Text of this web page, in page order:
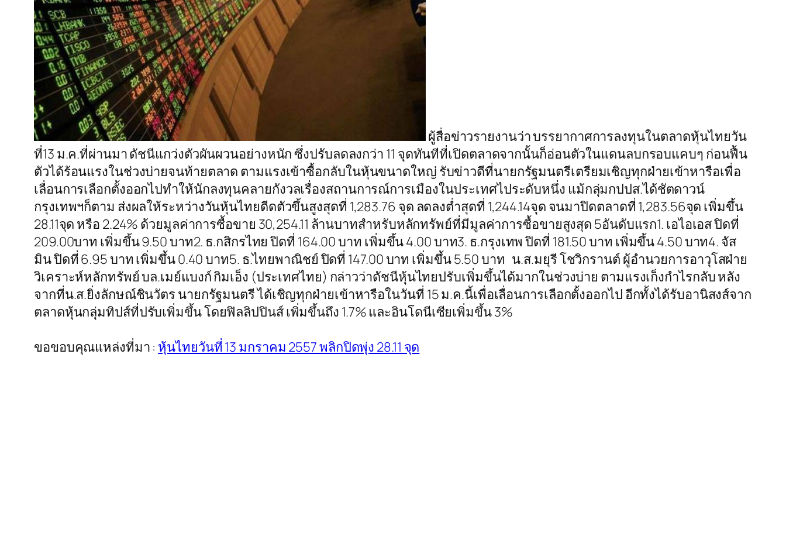
ผู้สื่อข่าวรายงานว่า บรรยากาศการลงทุนในตลาดหุ้นไทยวัน
ที่13 ม.ค.ที่ผ่านมา ดัชนีแกว่งตัวผันผวนอย่างหนัก ซึ่งปรับลดลงกว่า 11 จุดทันทีที่เปิดตลาดจากนั้นก็อ่อนตัวในแดนลบกรอบแคบๆ ก่อนฟื้น
ตัวได้ร้อนแรงในช่วงบ่ายจนท้ายตลาด ตามแรงเข้าซื้อกลับในหุ้นขนาดใหญ่ รับข่าวดีที่นายกรัฐมนตรีเตรียมเชิญทุกฝ่ายเข้าหารือเพื่อ
เลื่อนการเลือกตั้งออกไปทำให้นักลงทุนคลายกังวลเรื่องสถานการณ์การเมืองในประเทศไประดับหนึ่ง แม้กลุ่มกปปส.ได้ชัตดาวน์
กรุงเทพฯก็ตาม ส่งผลให้ระหว่างวันหุ้นไทยดีดตัวขึ้นสูงสุดที่ 1,283.76 จุด ลดลงต่ำสุดที่ 1,244.14จุด จนมาปิดตลาดที่ 1,283.56จุด เพิ่มขึ้น
28.11จุด หรือ 2.24% ด้วยมูลค่าการซื้อขาย 30,254.11 ล้านบาทสำหรับหลักทรัพย์ที่มีมูลค่าการซื้อขายสูงสุด 5อันดับแรก1. เอไอเอส ปิดที่
209.00บาท เพิ่มขึ้น 9.50 บาท2. ธ.กสิกรไทย ปิดที่ 164.00 บาท เพิ่มขึ้น 4.00 บาท3. ธ.กรุงเทพ ปิดที่ 181.50 บาท เพิ่มขึ้น 4.50 บาท4. จัส
มิน ปิดที่ 6.95 บาท เพิ่มขึ้น 0.40 บาท5. ธ.ไทยพาณิชย์ ปิดที่ 147.00 บาท เพิ่มขึ้น 5.50 บาท น.ส.มยุรี โชวิกรานต์ ผู้อำนวยการอาวุโสฝ่าย
วิเคราะห์หลักทรัพย์ บล.เมย์แบงก์ กิมเอ็ง (ประเทศไทย) กล่าวว่าดัชนีหุ้นไทยปรับเพิ่มขึ้นได้มากในช่วงบ่าย ตามแรงเก็งกำไรกลับ หลัง
จากที่น.ส.ยิ่งลักษณ์ชินวัตร นายกรัฐมนตรี ได้เชิญทุกฝ่ายเข้าหารือในวันที่ 15 ม.ค.นี้เพื่อเลื่อนการเลือกตั้งออกไป อีกทั้งได้รับอานิสงส์จาก
ตลาดหุ้นกลุ่มทิปส์ที่ปรับเพิ่มขึ้น โดยฟิลลิปปินส์ เพิ่มขึ้นถึง 1.7% และอินโดนีเซียเพิ่มขึ้น 3%
ขอขอบคุณแหล่งที่มา : หุ้นไทยวันที่ 13 มกราคม 2557 พลิกปิดพุ่ง 28.11 จุด